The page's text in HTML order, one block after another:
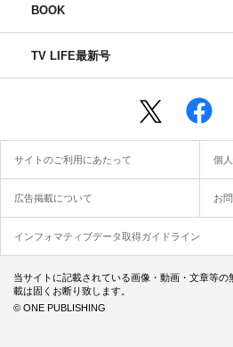
BOOK
TV LIFE最新号
サイトのご利用にあたって 個
広告掲載について お
インフォマティブデータ取得ガイドライン
当サイトに記載されている画像・動画・文章等の
載は固くお断り致します。
© ONE PUBLISHING